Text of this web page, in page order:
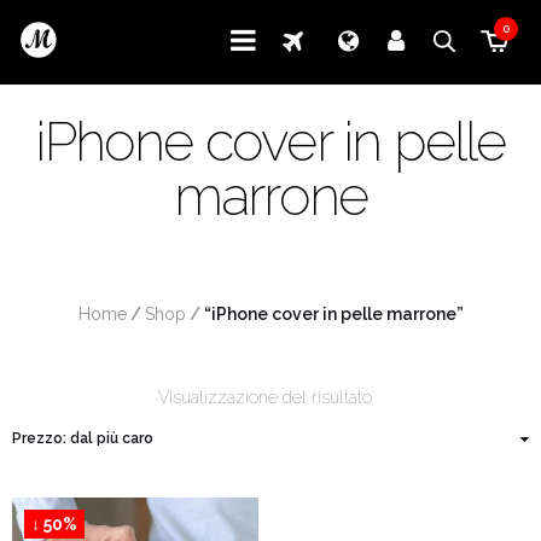
0
iPhone cover in pelle
marrone
Home / Shop / “iPhone cover in pelle marrone”
Visualizzazione del risultato
↓ 50%